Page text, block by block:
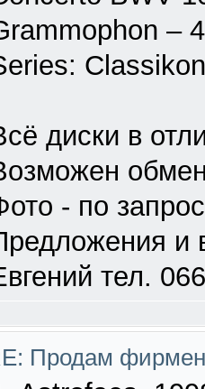
‎–
диски в
- по
и
тел.
Продам